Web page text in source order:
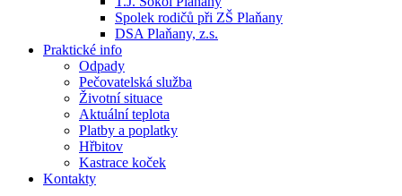
Spolek rodičů při ZŠ Plaňany
DSA Plaňany, z.s.
Praktické info
Odpady
Pečovatelská služba
Životní situace
Aktuální teplota
Platby a poplatky
Hřbitov
Kastrace koček
Kontakty